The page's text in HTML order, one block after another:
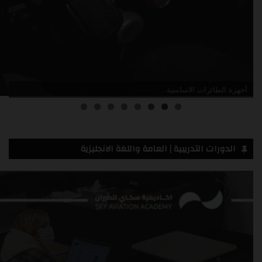
مقدمة في قائمة الحد الأدنى للأعطال
الدورات التدريبية | العامة واللغة الانجليزية